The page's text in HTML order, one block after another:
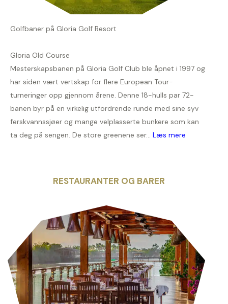
Golfbaner på Gloria Golf Resort
Gloria Old Course
Mesterskapsbanen på Gloria Golf Club ble åpnet i 1997 og
har siden vært vertskap for flere European Tour-
turneringer opp gjennom årene. Denne 18-hulls par 72-
banen byr på en virkelig utfordrende runde med sine syv
ferskvannssjøer og mange velplasserte bunkere som kan
ta deg på sengen. De store greenene ser... Læs mere
RESTAURANTER OG BARER